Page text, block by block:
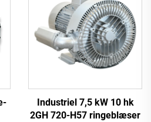
Industriel 7,5 kW 10 hk
2GH 720-H57 ringeblæser